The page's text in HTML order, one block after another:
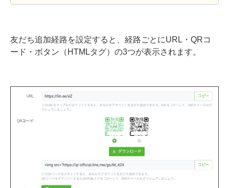
友だち追加経路を設定すると、経路ごとにURL・QRコ
ード・ボタン（HTMLタグ）の3つが表示されます。